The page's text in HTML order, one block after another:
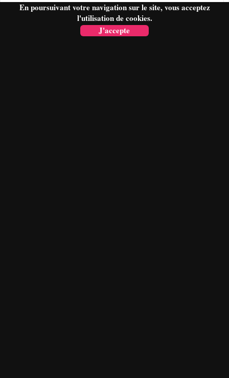
En poursuivant votre navigation sur le site, vous acceptez
l'utilisation de cookies.
J'accepte